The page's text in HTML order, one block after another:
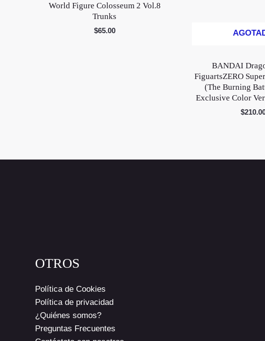
World Figure Colosseum 2 Vol.8
Trunks
$65.00
BANDAI
FiguartsZERO
(The Burning
Exclusive Color
$
OTROS
Política de Cookies
Política de privacidad
¿Quiénes somos?
Preguntas Frecuentes